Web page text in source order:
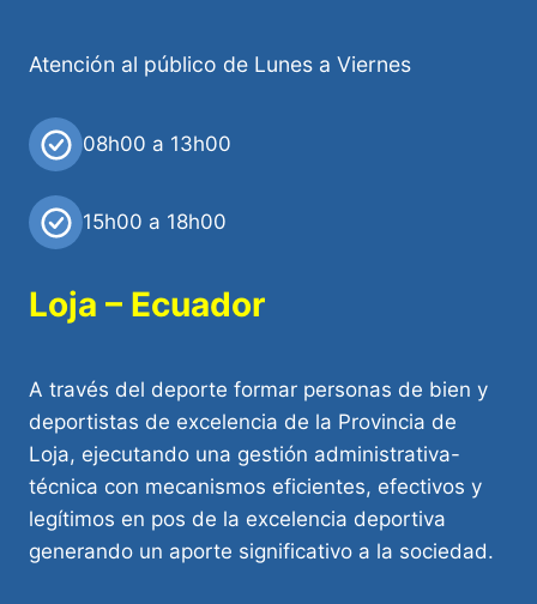
Atención al público de Lunes a Viernes
08h00 a 13h00
15h00 a 18h00
Loja – Ecuador
A través del deporte formar personas de bien y
deportistas de excelencia de la Provincia de
Loja, ejecutando una gestión administrativa-
técnica con mecanismos eficientes, efectivos y
legítimos en pos de la excelencia deportiva
generando un aporte significativo a la sociedad.